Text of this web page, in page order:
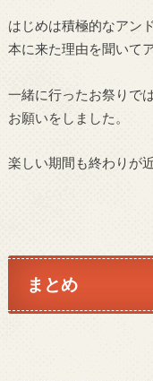
はじめは積極的なアン
本に来た理由を聞いて
一緒に行ったお祭りで
お願いをしました。
楽しい期間も終わりが
まとめ